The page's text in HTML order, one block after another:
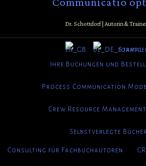
Dr. Schottdorf | Autorin &
Ihre Buchungen und
Process Communication
Crew Resource Management
Selbstverlegte
Consulting für Fachbuchautoren